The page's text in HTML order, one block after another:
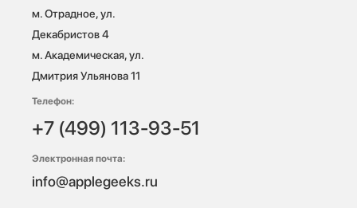
м. Отрадное, ул.
Декабристов 4
м. Академическая, ул.
Дмитрия Ульянова 11
Телефон:
+7 (499) 113-93-51
Электронная почта:
info@applegeeks.ru